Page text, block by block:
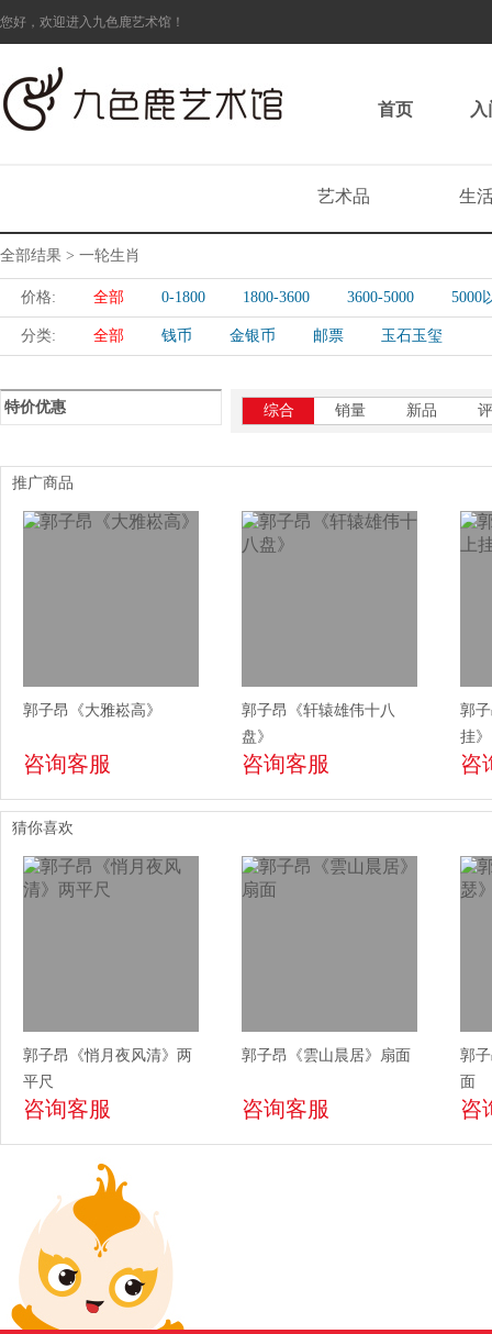
您好，欢迎进入九色鹿艺术馆！
首页
艺术品 生
全部结果 > 一轮生肖
价格: 全部 0-1800 1800-3600 3600-5000 5000
分类: 全部 钱币 金银币 邮票 玉石玉玺
特价优惠 综合 销量 新品
推广商品
郭子昂《大雅崧高》
咨询客服
郭子昂《轩辕雄伟十八
盘》
咨询客服
郭
挂》
咨
猜你喜欢
郭子昂《悄月夜风清》两
平尺
咨询客服
郭子昂《雲山晨居》扇面
咨询客服
郭
面
咨